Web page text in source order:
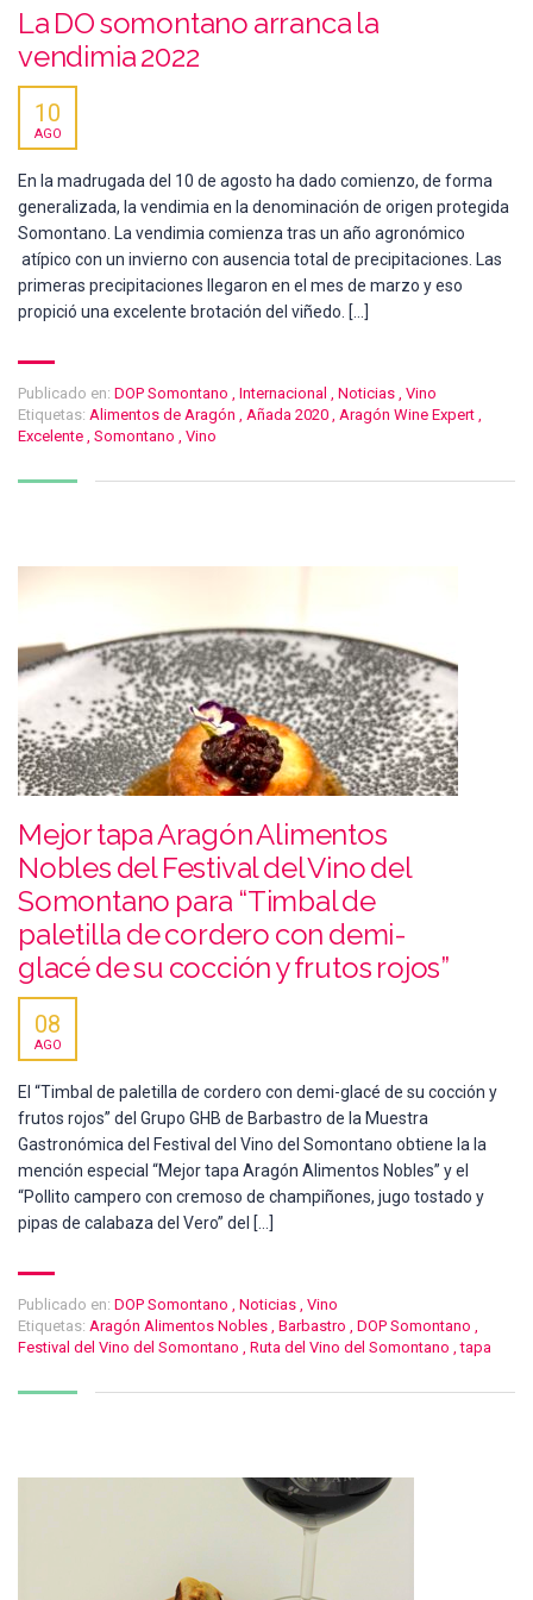
La DO somontano arranca la
vendimia 2022
10
AGO
En la madrugada del 10 de agosto ha dado comienzo, de forma
generalizada, la vendimia en la denominación de origen protegida
Somontano. La vendimia comienza tras un año agronómico
atípico con un invierno con ausencia total de precipitaciones. Las
primeras precipitaciones llegaron en el mes de marzo y eso
propició una excelente brotación del viñedo. […]
Publicado en: DOP Somontano , Internacional , Noticias , Vino
Etiquetas: Alimentos de Aragón , Añada 2020 , Aragón Wine Expert ,
Excelente , Somontano , Vino
Mejor tapa Aragón Alimentos
Nobles del Festival del Vino del
Somontano para “Timbal de
paletilla de cordero con demi-
glacé de su cocción y frutos rojos”
08
AGO
El “Timbal de paletilla de cordero con demi-glacé de su cocción y
frutos rojos” del Grupo GHB de Barbastro de la Muestra
Gastronómica del Festival del Vino del Somontano obtiene la la
mención especial “Mejor tapa Aragón Alimentos Nobles” y el
“Pollito campero con cremoso de champiñones, jugo tostado y
pipas de calabaza del Vero” del […]
Publicado en: DOP Somontano , Noticias , Vino
Etiquetas: Aragón Alimentos Nobles , Barbastro , DOP Somontano ,
Festival del Vino del Somontano , Ruta del Vino del Somontano , tapa